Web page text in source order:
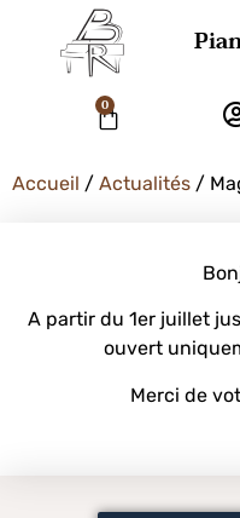
0
Accueil / Actualités /
A partir du 1er juillet
ouvert
Merci de